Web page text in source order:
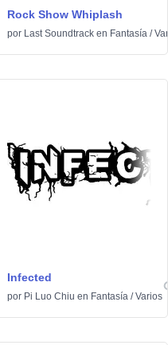
Rock Show Whiplash
por Last Soundtrack en Fantasía /
Infected
por Pi Luo Chiu en Fantasía /Varios